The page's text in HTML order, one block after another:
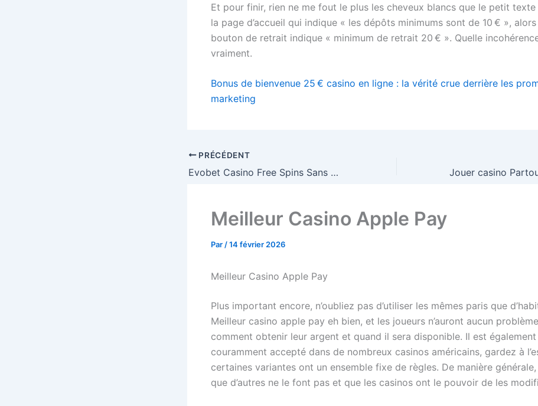
Et pour finir, rien ne me fout le plus les cheveux blancs que le petit texte
la page d’accueil qui indique « les dépôts minimums sont de 10 € »,
bouton de retrait indique « minimum de retrait 20 € ». Quelle
vraiment.
Bonus de bienvenue 25 € casino en ligne : la vérité crue derrière les
marketing
PRÉCÉDENT
Evobet Casino Free Spins Sans Dépôt : Le Gimmick Le Plus Ridicule du Web
Meilleur Casino Apple Pay
Par /14 février 2026
Meilleur Casino Apple Pay
Plus important encore, n’oubliez pas d’utiliser les mêmes paris que
Meilleur casino apple pay eh bien, et les joueurs n’auront aucun
comment obtenir leur argent et quand il sera disponible. Il est également
couramment accepté dans de nombreux casinos américains, gardez à
certaines variantes ont un ensemble fixe de règles. De manière
que d’autres ne le font pas et que les casinos ont le pouvoir de les